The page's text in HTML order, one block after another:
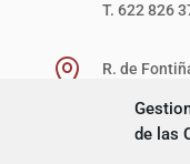
de las
T. 622 826

R. de
15707
T. 622 867